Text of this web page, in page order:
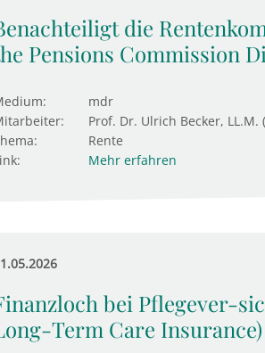
die
Pensions Commission
mdr
Prof. Dr. Ulrich Becker, LL.M.
Rente
Mehr erfahren
bei Pflegever-
Term Care Insurance)